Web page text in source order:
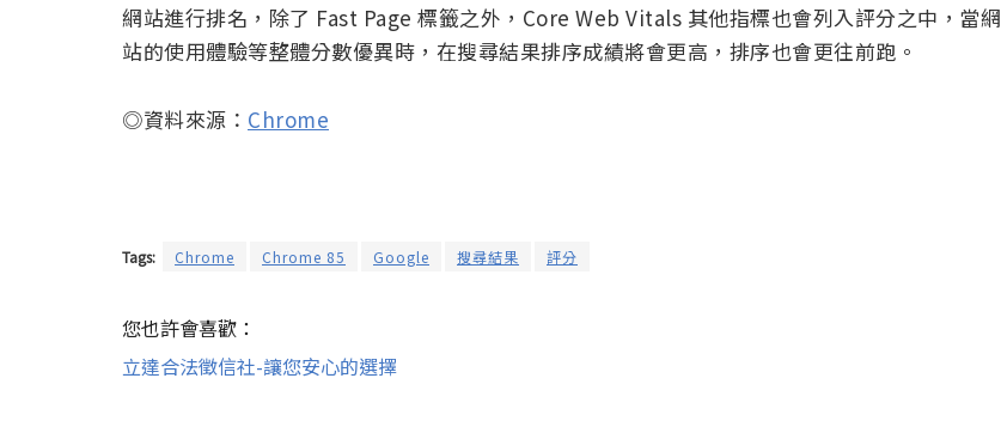
網站進行排名，除了 Fast Page 標籤之外，Core Web Vitals 其他指標也會列入評分之中，當網
站的使用體驗等整體分數優異時，在搜尋結果排序成績將會更高，排序也會更往前跑。
◎資料來源： Chrome
Tags: Chrome Chrome 85 Google 搜尋結果 評分
您也許會喜歡：
立達合法徵信社-讓您安心的選擇